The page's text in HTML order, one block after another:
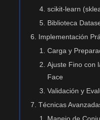
scikit-learn
Biblioteca
Implementación
Carga y
Ajuste Fino con
Face
Validación y
Técnicas
Manejo de